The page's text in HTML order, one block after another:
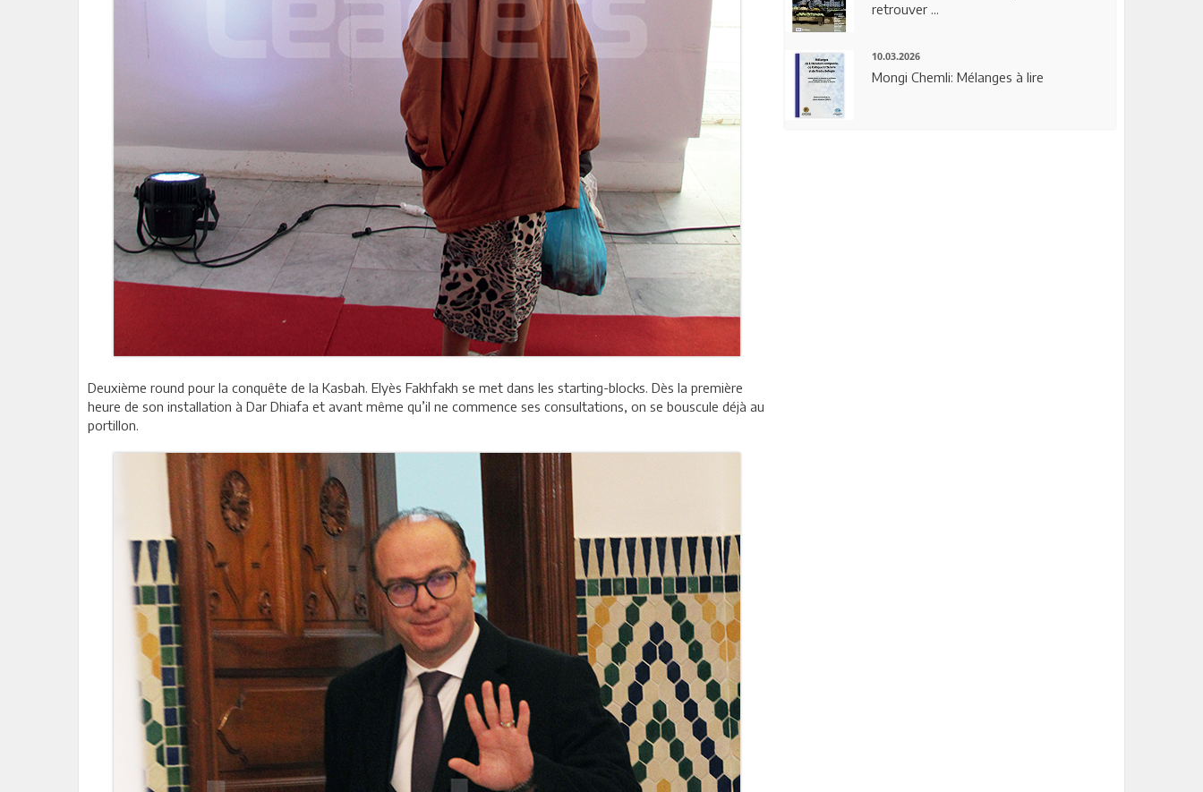
Deuxième round pour la conquête de la Kasbah. Elyès Fakhfakh se met dans les starting-blocks. Dès la première
heure de son installation à Dar Dhiafa et avant même qu’il ne commence ses consultations, on se bouscule déjà au
portillon.
retrouver ...
10.03.2026
Mongi Chemli: Mélanges à lire